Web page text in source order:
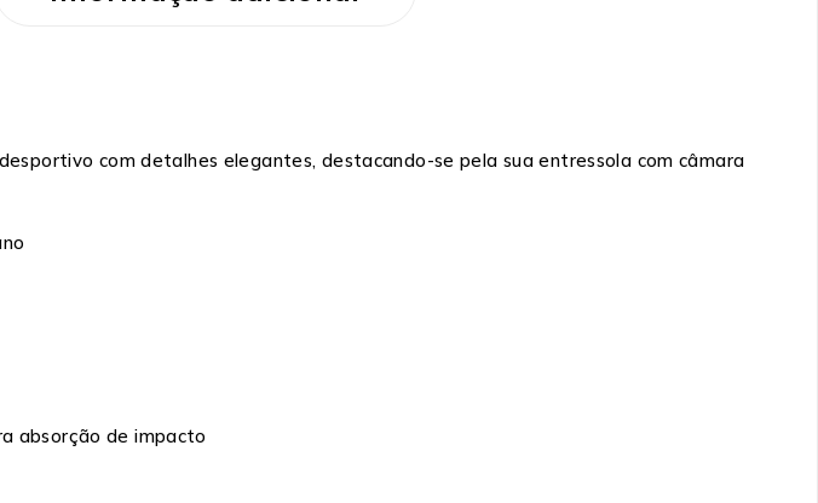
com detalhes elegantes, destacando-se pela sua entressola com câmara
absorção de impacto